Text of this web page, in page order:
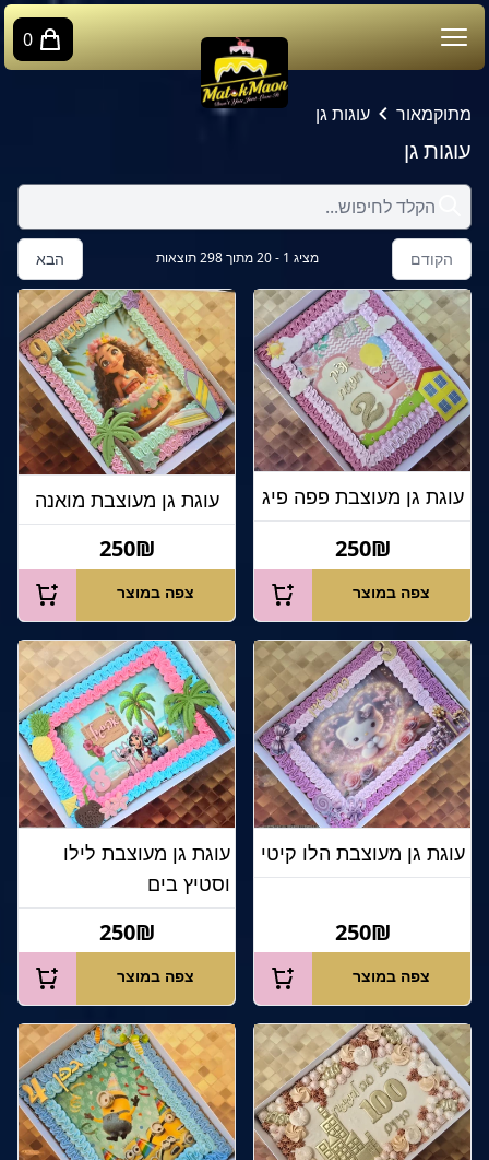
0
מתוקמאור עוגות גן
עוגות גן
הקודם מציג 1
-
20מתוך298תוצאות הבא
עוגת גן מעוצבת פפה פיג
250₪
צפה במוצר
עוגת גן מעוצבת מואנה
250₪
צפה במוצר
עוגת גן מעוצבת הלו קיטי
250₪
צפה במוצר
עוגת גן מעוצבת לילו
וסטיץ בים
250₪
צפה במוצר